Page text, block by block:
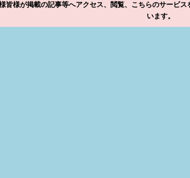
皆様が掲載の記事等へアクセス、閲覧、こちらのサービ
います。